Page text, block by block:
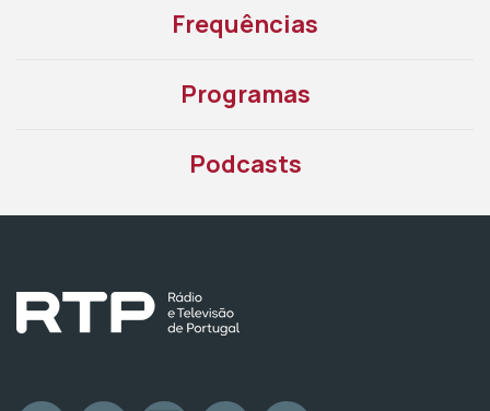
Frequências
Programas
Podcasts